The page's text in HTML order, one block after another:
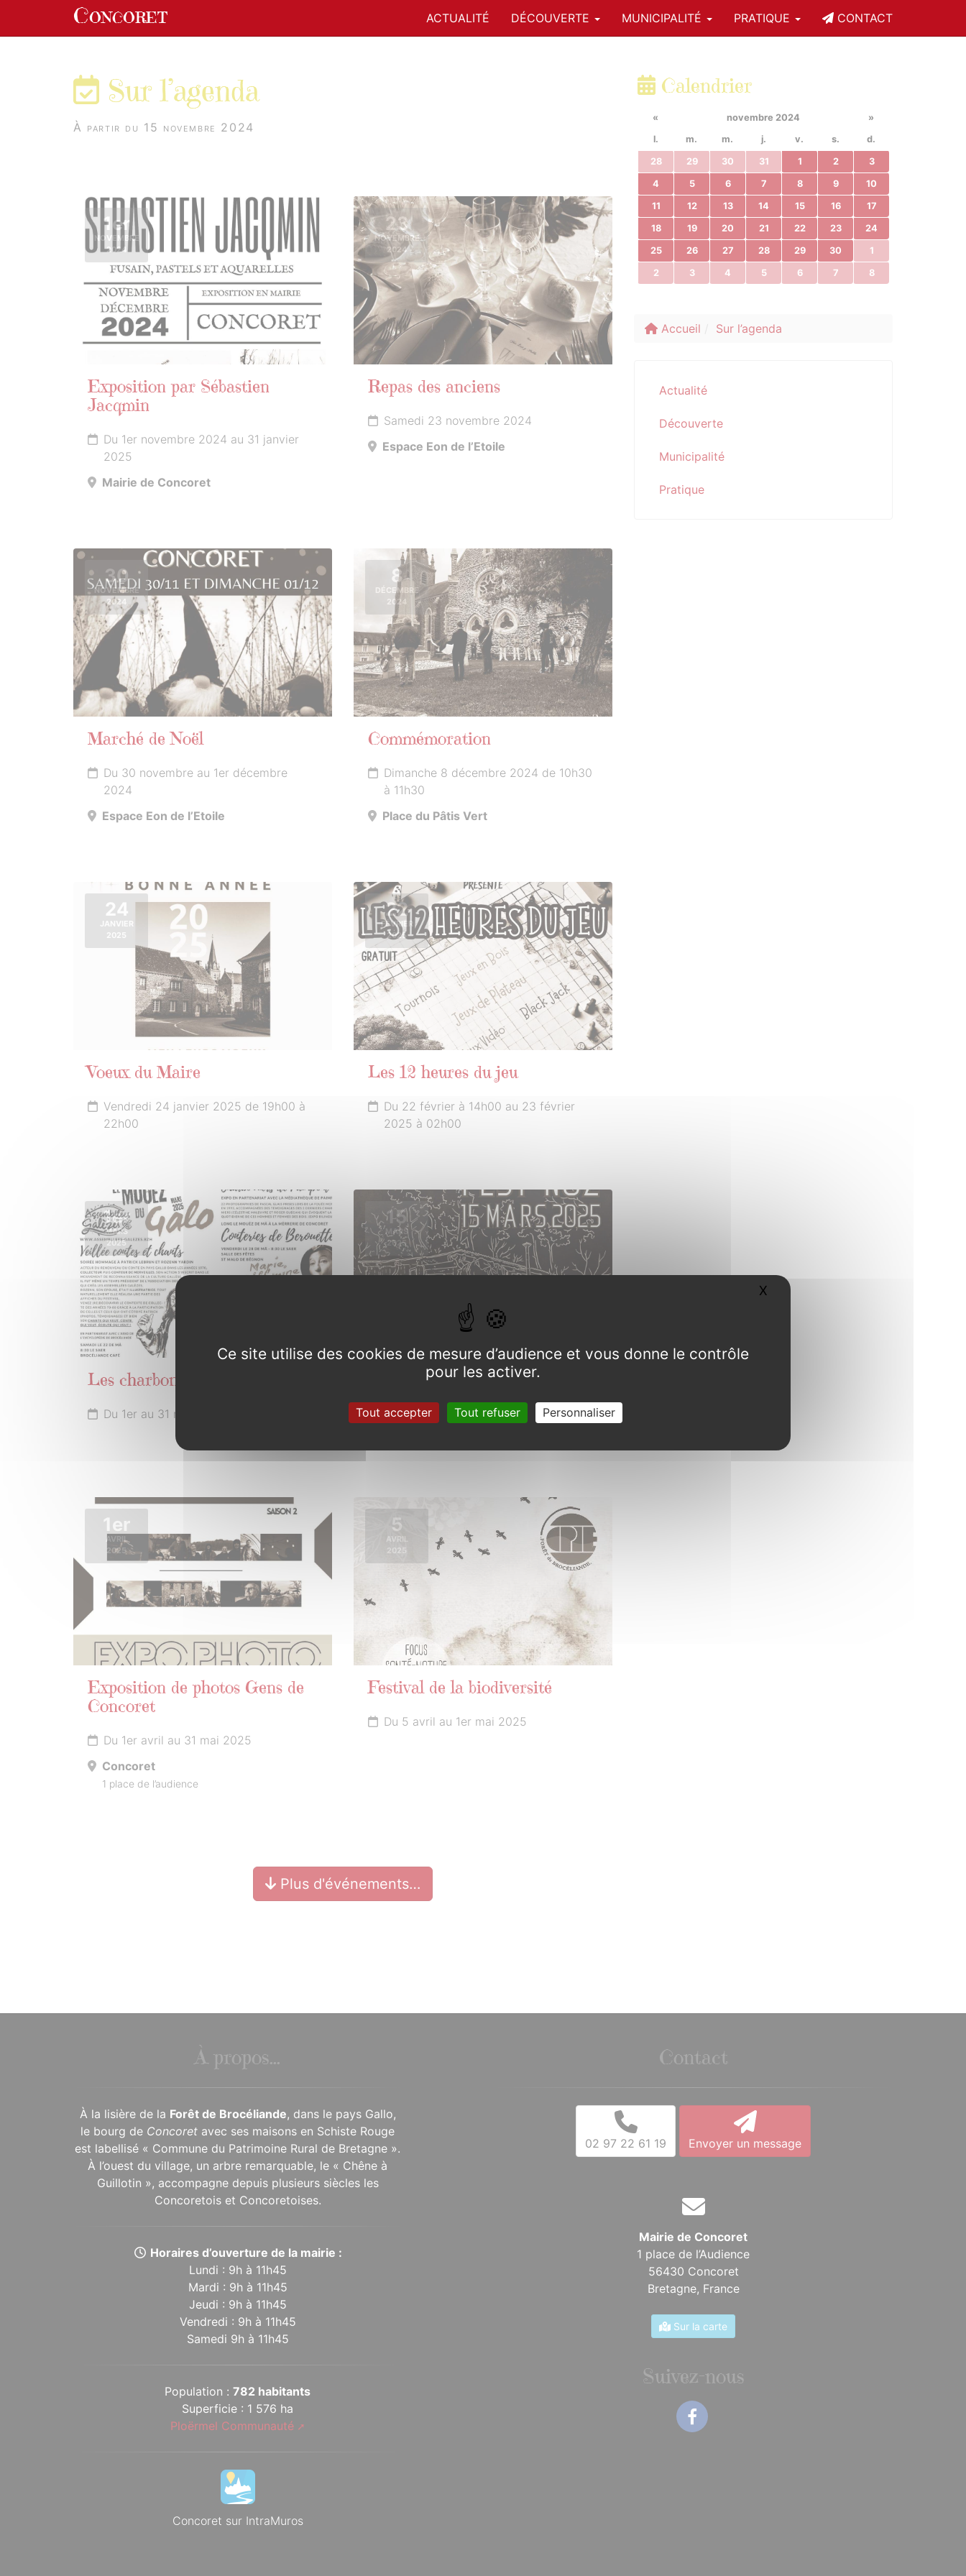
Concoret ACTUALITÉ DÉCOUVERTE MUNICIPALITÉ PRATIQUE CONTACT
Sur l’agenda
À partir du 15 novembre 2024
1er
NOVEMBRE
2024
Exposition par Sébastien
Jacqmin
Du 1er novembre 2024 au 31 janvier
2025
Mairie de Concoret
23
NOVEMBRE
2024
Repas des anciens
Samedi 23 novembre 2024
Espace Eon de l’Etoile
30
NOVEMBRE
2024
Marché de Noël
Du 30 novembre au 1er décembre
2024
Espace Eon de l’Etoile
8
DÉCEMBRE
2024
Commémoration
Dimanche 8 décembre 2024 de 10h30
à 11h30
Place du Pâtis Vert
24
JANVIER
2025
Voeux du Maire
Vendredi 24 janvier 2025 de 19h00 à
22h00
22
FÉVRIER
2025
Les 12 heures du jeu
Du 22 février à 14h00 au 23 février
2025 à 02h00
1er
MARS
2025
Les charbonniers de Paimpont
Du 1er au 31 mars 2025
15
MARS
2025
Fest-Noz
Du 15 mars à 20h30 au 16 mars 2025 à
1er
AVRIL
2025
Exposition de photos Gens de
Concoret
Du 1er avril au 31 mai 2025
Concoret
1 place de l’audience
5
AVRIL
2025
Festival de la biodiversité
Du 5 avril au 1er mai 2025
Plus d'événements…
Calendrier
« novembre 2024
»
l.
m. m. j. v. s. d.
28 29 30 31 1 2 3
4 5 6 7 8 9 10
11 12 13 14 15 16 17
18 19 20 21 22 23 24
25 26 27 28 29 30 1
2 3 4 5 6 7 8
Accueil Sur l’agenda
Actualité
Découverte
Municipalité
Pratique
À propos...
À la lisière de la Forêt de Brocéliande, dans le pays Gallo,
le bourg de Concoret avec ses maisons en Schiste Rouge
est labellisé « Commune du Patrimoine Rural de Bretagne ».
À l’ouest du village, un arbre remarquable, le « Chêne à
Guillotin », accompagne depuis plusieurs siècles les
Concoretois et Concoretoises.
Horaires d’ouverture de la mairie :
Lundi : 9h à 11h45
Mardi : 9h à 11h45
Jeudi : 9h à 11h45
Vendredi : 9h à 11h45
Samedi 9h à 11h45
Population :782 habitants
Superficie : 1 576 ha
Ploërmel Communauté
Concoret sur IntraMuros
Contact
02 97 22 61 19 Envoyer un message
Mairie de Concoret
1 place de l’Audience
56430 Concoret
Bretagne, France
Sur la carte
Suivez-nous
Panneau de gestion des cookies
Ce site utilise des cookies de mesure d’audience et vous donne le contrôle
pour les activer.
Tout accepter Tout refuser Personnaliser
X Masquer le bandeau des cookies